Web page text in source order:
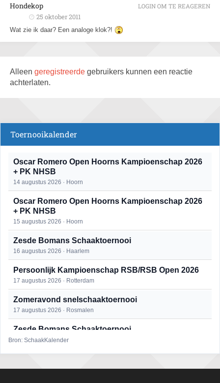
Hondekop
25 oktober 2011
Wat zie ik daar? Een analoge klok?!
LOGIN OM TE REAGEREN
Alleen geregistreerde gebruikers kunnen een reactie
achterlaten.
Toernooikalender
Oscar Romero Open Hoorns Kampioenschap 2026
+ PK NHSB
14 augustus 2026 · Hoorn
Oscar Romero Open Hoorns Kampioenschap 2026
+ PK NHSB
15 augustus 2026 · Hoorn
Zesde Bomans Schaaktoernooi
16 augustus 2026 · Haarlem
Persoonlijk Kampioenschap RSB/RSB Open 2026
17 augustus 2026 · Rotterdam
Zomeravond snelschaaktoernooi
17 augustus 2026 · Rosmalen
Zesde Bomans Schaaktoernooi
17 augustus 2026 · Haarlem
18 augustus 2026 · Rosmalen
Bron: SchaakKalender